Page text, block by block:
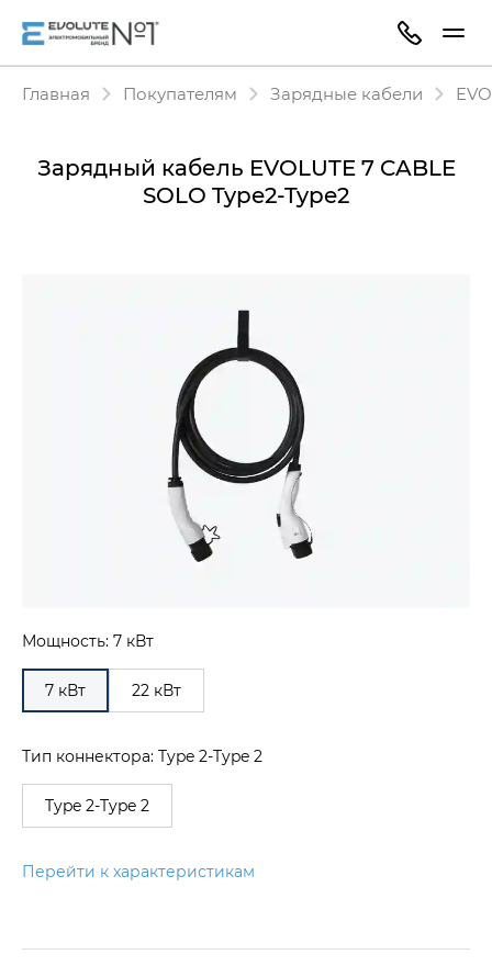
Главная Покупателям Зарядные кабели
Зарядный кабель EVOLUTE 7 CABLE
SOLO Type2-Type2
Мощность: 7 кВт
7 кВт 22 кВт
Тип коннектора: Type 2-Type 2
Type 2-Type 2
Перейти к характеристикам